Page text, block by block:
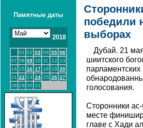
Памятные даты
2018
01 02 03 04 05 06
07 08 09 10 11 12
13
14 15 16 17 18 19 20
21 22 23 24 25 26 27
28 29 30 31
победили
выборах
Дубай. 21
шиитского
голосования.
Сторонники
месте
главе с Хади